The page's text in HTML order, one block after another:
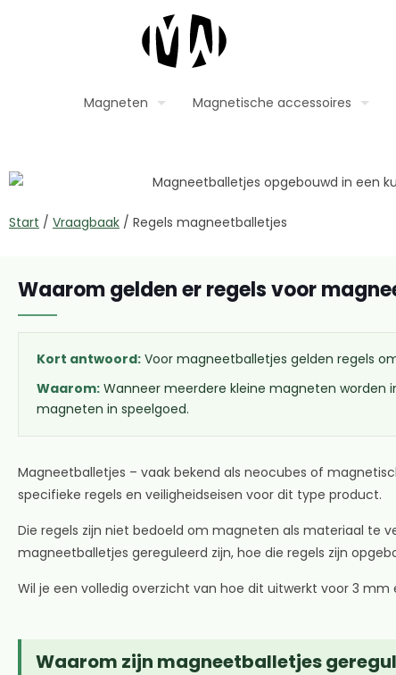
Magneten Magnetische accessoires
Start / Vraagbaak / Regels magneetballetjes
Waarom gelden er regels voor
Kort antwoord: Voor magneetballetjes gelden regels
Waarom: Wanneer meerdere kleine magneten worden
magneten in speelgoed.
Magneetballetjes – vaak bekend als neocubes of
specifieke regels en veiligheidseisen voor dit type product.
Die regels zijn niet bedoeld om magneten als materiaal te
magneetballetjes gereguleerd zijn, hoe die regels zijn
Wil je een volledig overzicht van hoe dit uitwerkt voor 3
Waarom zijn magneetballetjes